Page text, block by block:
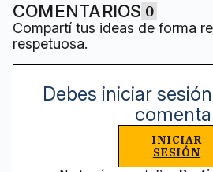
COMENTARIOS 0
Compartí tus ideas de forma
respetuosa.
Debes iniciar
INICIAR
SESIÓN